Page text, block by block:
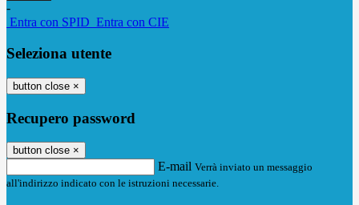
-
Entra con SPID Entra con CIE
Seleziona utente
button close ×
Recupero password
button close ×
E-mail Verrà inviato un messaggio
all'indirizzo indicato con le istruzioni necessarie.